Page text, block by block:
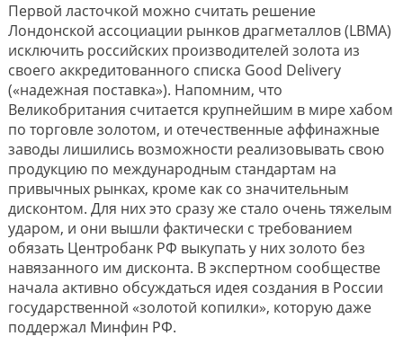
Первой ласточкой можно считать решение
Лондонской ассоциации рынков драгметаллов (LBMA)
исключить российских производителей золота из
своего аккредитованного списка Good Delivery
(«надежная поставка»). Напомним, что
Великобритания считается крупнейшим в мире хабом
по торговле золотом, и отечественные аффинажные
заводы лишились возможности реализовывать свою
продукцию по международным стандартам на
привычных рынках, кроме как со значительным
дисконтом. Для них это сразу же стало очень тяжелым
ударом, и они вышли фактически с требованием
обязать Центробанк РФ выкупать у них золото без
навязанного им дисконта. В экспертном сообществе
начала активно обсуждаться идея создания в России
государственной «золотой копилки», которую даже
поддержал Минфин РФ.